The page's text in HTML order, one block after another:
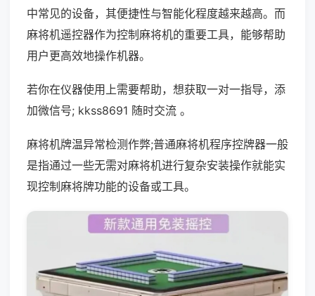
中常见的设备，其便捷性与智能化程度越来越高。而
麻将机遥控器作为控制麻将机的重要工具，能够帮助
用户更高效地操作机器。
若你在仪器使用上需要帮助，想获取一对一指导，添
加微信号; kkss8691 随时交流 。
麻将机牌温异常检测作弊;普通麻将机程序控牌器一般
是指通过一些无需对麻将机进行复杂安装操作就能实
现控制麻将牌功能的设备或工具。